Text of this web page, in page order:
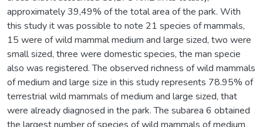
approximately 39,49% of the total area of the park. With
this study it was possible to note 21 species of mammals,
15 were of wild mammal medium and large sized, two were
small sized, three were domestic species, the man specie
also was registered. The observed richness of wild mammals
of medium and large size in this study represents 78.95% of
terrestrial wild mammals of medium and large sized, that
were already diagnosed in the park. The subarea 6 obtained